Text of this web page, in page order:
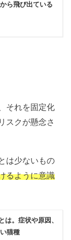
ら飛び出ている
それを固定化
スクが懸念さ
は少ないもの
るように意識
は。症状や原因、
猫種